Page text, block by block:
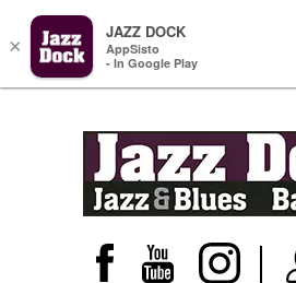
×
JAZZ DOCK
AppSisto
- In Google Play